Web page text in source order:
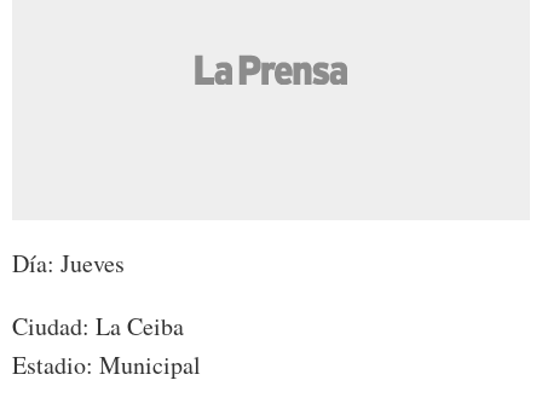
Día: Jueves
Ciudad: La Ceiba
Estadio: Municipal